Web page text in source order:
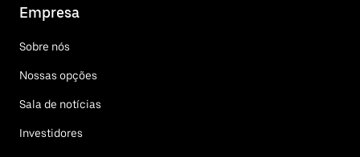
Empresa
Sobre nós
Nossas opções
Sala de notícias
Investidores